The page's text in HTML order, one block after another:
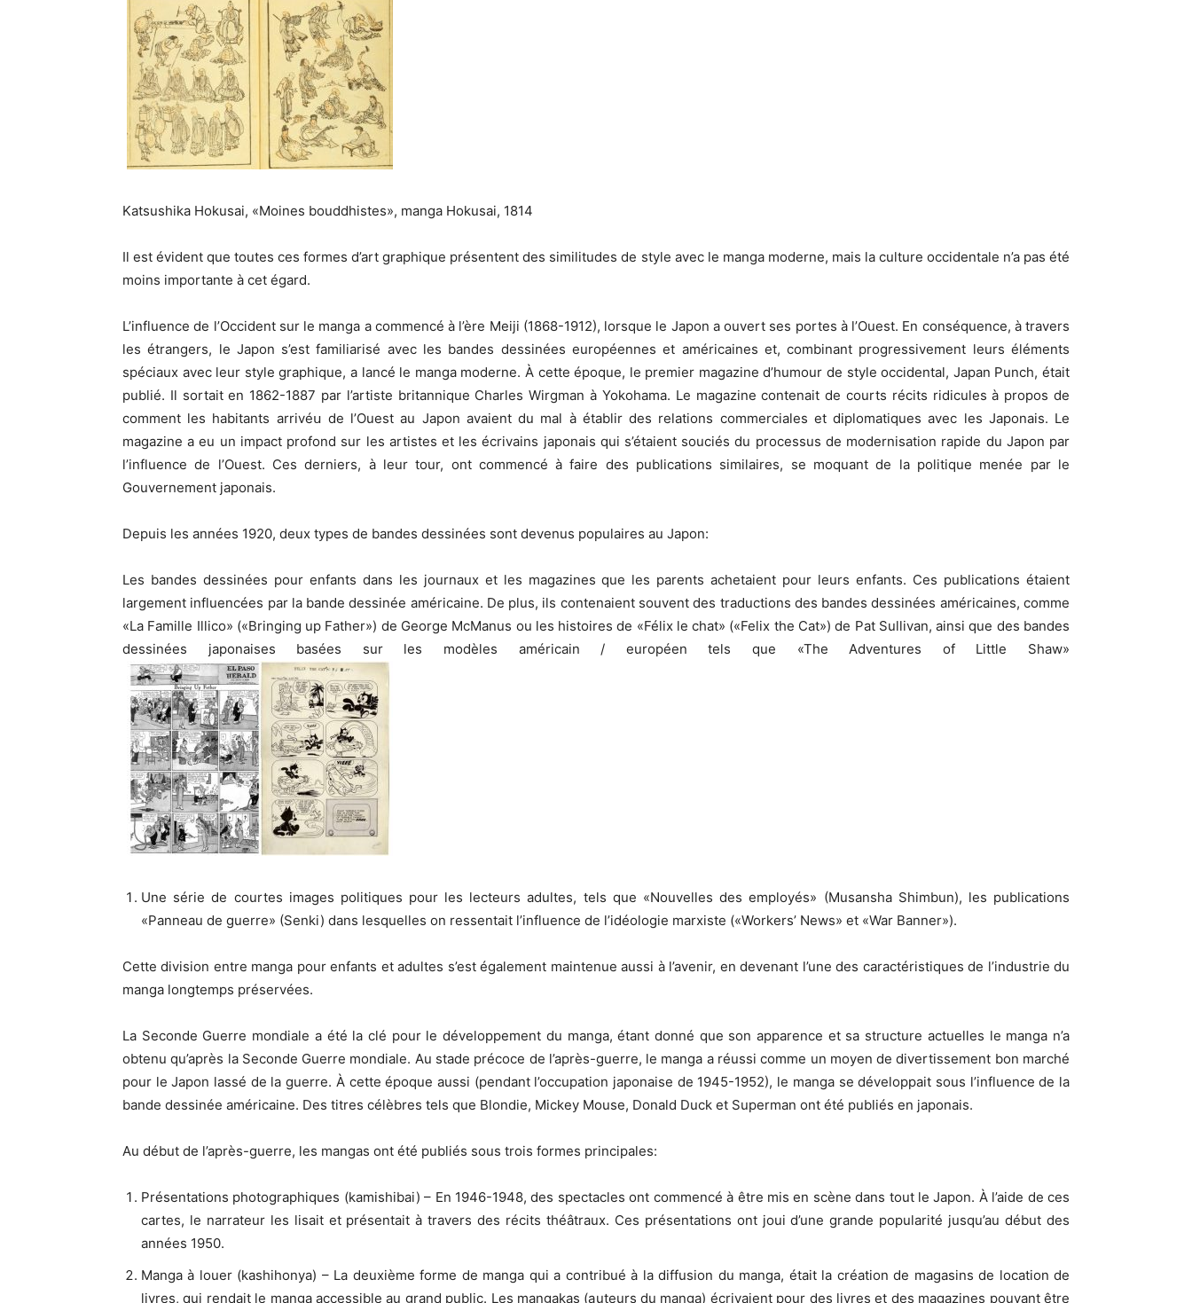
Katsushika Hokusai, «Moines bouddhistes», manga Hokusai, 1814
Il est évident que toutes ces formes d’art graphique présentent des similitudes de style avec le manga moderne, mais la culture occidentale n’a pas été
moins importante à cet égard.
L’influence de l’Occident sur le manga a commencé à l’ère Meiji (1868-1912), lorsque le Japon a ouvert ses portes à l’Ouest. En conséquence, à travers
les étrangers, le Japon s’est familiarisé avec les bandes dessinées européennes et américaines et, combinant progressivement leurs éléments
spéciaux avec leur style graphique, a lancé le manga moderne. À cette époque, le premier magazine d’humour de style occidental, Japan Punch, était
publié. Il sortait en 1862-1887 par l’artiste britannique Charles Wirgman à Yokohama. Le magazine contenait de courts récits ridicules à propos de
comment les habitants arrivéս de l’Ouest au Japon avaient du mal à établir des relations commerciales et diplomatiques avec les Japonais. Le
magazine a eu un impact profond sur les artistes et les écrivains japonais qui s’étaient souciés du processus de modernisation rapide du Japon par
l’influence de l’Ouest. Ces derniers, à leur tour, ont commencé à faire des publications similaires, se moquant de la politique menée par le
Gouvernement japonais.
Depuis les années 1920, deux types de bandes dessinées sont devenus populaires au Japon:
Les bandes dessinées pour enfants dans les journaux et les magazines que les parents achetaient pour leurs enfants. Ces publications étaient
largement influencées par la bande dessinée américaine. De plus, ils contenaient souvent des traductions des bandes dessinées américaines, comme
«La Famille Illico» («Bringing up Father») de George McManus ou les histoires de «Félix le chat» («Felix the Cat») de Pat Sullivan, ainsi que des bandes
dessinées japonaises basées sur les modèles américain / européen tels que «The Adventures of Little Shaw»
Une série de courtes images politiques pour les lecteurs adultes, tels que «Nouvelles des employés» (Musansha Shimbun), les publications
«Panneau de guerre» (Senki) dans lesquelles on ressentait l’influence de l’idéologie marxiste («Workers’ News» et «War Banner»).
Cette division entre manga pour enfants et adultes s’est également maintenue aussi à l’avenir, en devenant l’une des caractéristiques de l’industrie du
manga longtemps préservées.
La Seconde Guerre mondiale a été la clé pour le développement du manga, étant donné que son apparence et sa structure actuelles le manga n’a
obtenu qu’après la Seconde Guerre mondiale. Au stade précoce de l’après-guerre, le manga a réussi comme un moyen de divertissement bon marché
pour le Japon lassé de la guerre. À cette époque aussi (pendant l’occupation japonaise de 1945-1952), le manga se développait sous l’influence de la
bande dessinée américaine. Des titres célèbres tels que Blondie, Mickey Mouse, Donald Duck et Superman ont été publiés en japonais.
Au début de l’après-guerre, les mangas ont été publiés sous trois formes principales:
Présentations photographiques (kamishibai) – En 1946-1948, des spectacles ont commencé à être mis en scène dans tout le Japon. À l’aide de ces
cartes, le narrateur les lisait et présentait à travers des récits théâtraux. Ces présentations ont joui d’une grande popularité jusqu’au début des
années 1950.
Manga à louer (kashihonya) – La deuxième forme de manga qui a contribué à la diffusion du manga, était la création de magasins de location de
livres, qui rendait le manga accessible au grand public. Les mangakas (auteurs du manga) écrivaient pour des livres et des magazines pouvant être